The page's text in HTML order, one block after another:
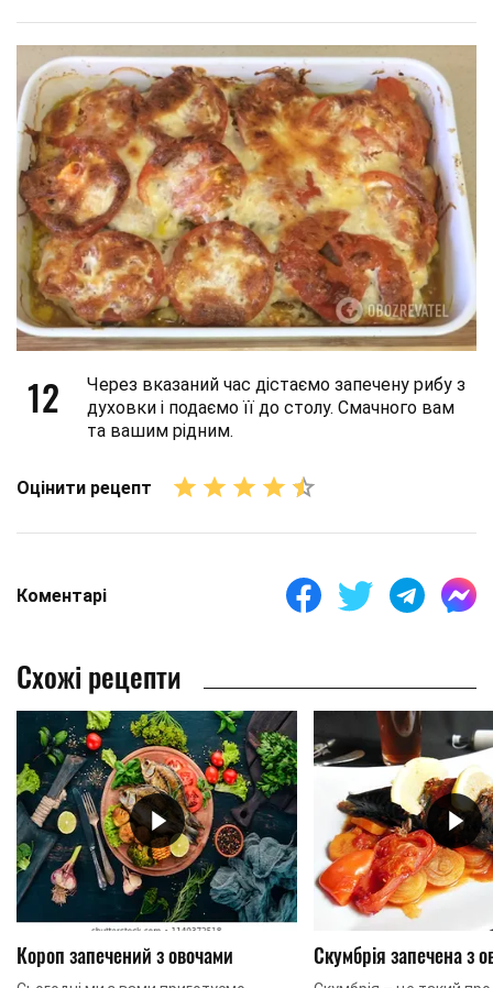
12
Через вказаний час дістаємо запечену рибу з
духовки і подаємо її до столу. Смачного вам
та вашим рідним.
Оцінити рецепт
Коментарі
Схожі рецепти
Короп запечений з овочами Скумбрія запечена з